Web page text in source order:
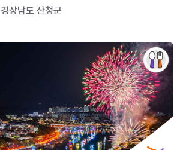
경상남도 산청군